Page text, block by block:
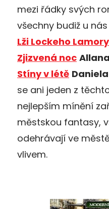
mezi řádky svých
všechny budiž u
Lži Lockeho Lamory
Zjizvená noc
Stíny v létě
se ani jeden z
nejlepším mínění
městskou fantasy,
odehrávají ve
vlivem.